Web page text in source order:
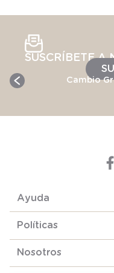
SUSCRÍBETE A
Cambio
Ayuda
Políticas
Nosotros